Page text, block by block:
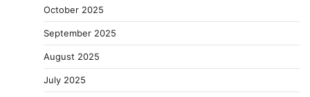
October 2025
September 2025
August 2025
July 2025